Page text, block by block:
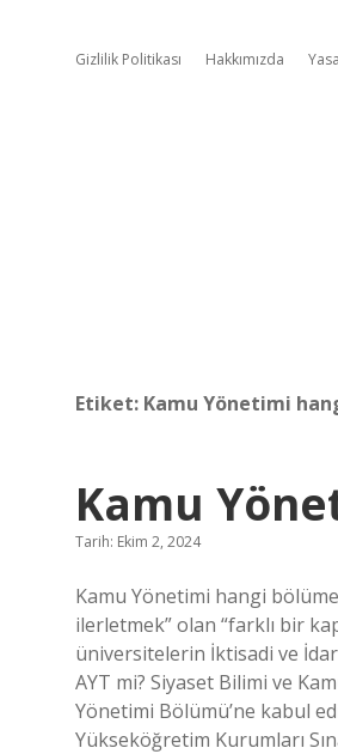
Gizlilik Politikası Hakkımızda
Etiket: Kamu Yönetimi
Kamu
Tarih: Ekim 2, 2024
Kamu Yönetimi hangi
ilerletmek” olan “farklı bir
üniversitelerin İktisadi ve
AYT mi? Siyaset Bilimi ve
Yönetimi Bölümü’ne kabul
Yükseköğretim Kurumları